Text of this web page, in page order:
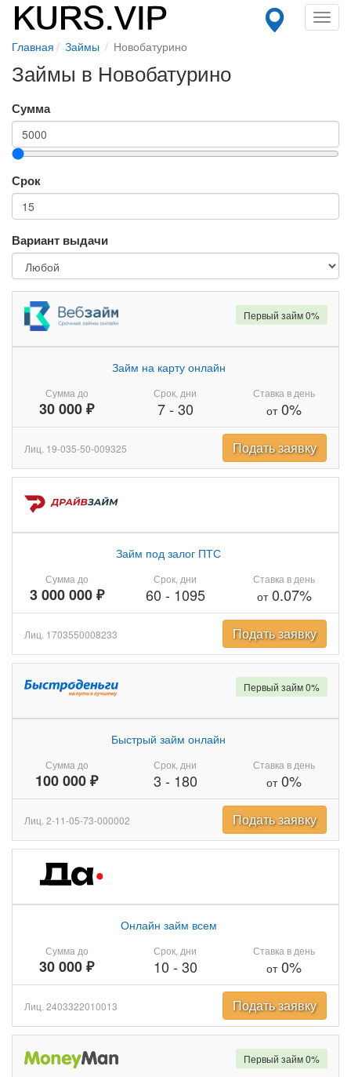
Главная Займы Новобатурино
Займы в Новобатурино
Сумма
Срок
Вариант выдачи
Сумма до
30 000 ₽
Займ на карту онлайн
Срок, дни
7- 30
Ставка в день
от0%
Первый займ 0%
Лиц. 19-035-50-009325 Подать заявку
Сумма до
3 000 000 ₽
Займ под залог ПТС
Срок, дни
60 - 1095
Ставка в день
от0.07%
Лиц. 1703550008233 Подать заявку
Сумма до
100 000 ₽
Быстрый займ онлайн
Срок, дни
3 - 180
Ставка в день
от0%
Первый займ 0%
Лиц. 2-11-05-73-000002 Подать заявку
Сумма до
30 000 ₽
Онлайн займ всем
Срок, дни
10 - 30
Ставка в день
от0%
Лиц. 2403322010013 Подать заявку
Первый займ 0%